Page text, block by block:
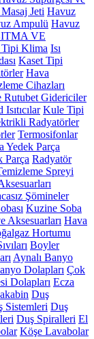
Jeti Havuz
Ampulü Havuz
VE
Klima Isı
Kaset Tipi
Hava
Cihazları
Rutubet Gidericiler
Kule Tipi
Radyatörler
Termosifonlar
Yedek Parça
Parça Radyatör
Spreyi
Şömineler
Kuzine Soba
Aksesuarları Hava
Hortumu
Boyler
Aynalı Banyo
Dolapları Çok
Dolapları Ecza
Duş
Sistemleri Duş
Duş Spiralleri El
Köşe Lavabolar